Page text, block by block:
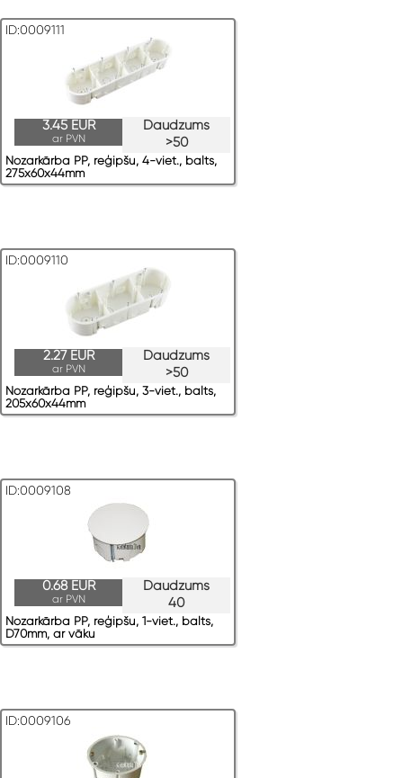
ID:0009111
Daudzums
>50
3.45 EUR
ar PVN
Nozarkārba PP, reģipšu, 4-viet., balts,
275x60x44mm
ID:0009110
Daudzums
>50
2.27 EUR
ar PVN
Nozarkārba PP, reģipšu, 3-viet., balts,
205x60x44mm
ID:0009108
Daudzums
40
0.68 EUR
ar PVN
Nozarkārba PP, reģipšu, 1-viet., balts,
D70mm, ar vāku
ID:0009106